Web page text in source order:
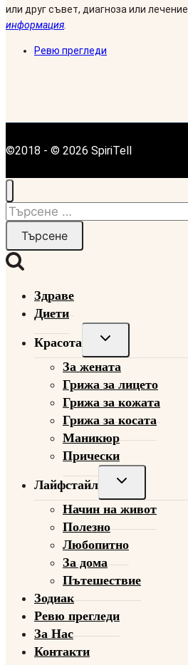
или друг съвет, диагноза или лечение.
информация
Ревю прегледи
©2018 - © 2026 SpiriTell
Търсене
Здраве
Диети
Красота
Toggle
child
menu
За жената
Грижа за лицето
Грижа за кожата
Грижа за косата
Маникюр
Прически
Лайфстайл
Toggle
child
menu
Начин на живот
Полезно
Любопитно
За дома
Пътешествие
Зодиак
Ревю прегледи
За Нас
Контакти